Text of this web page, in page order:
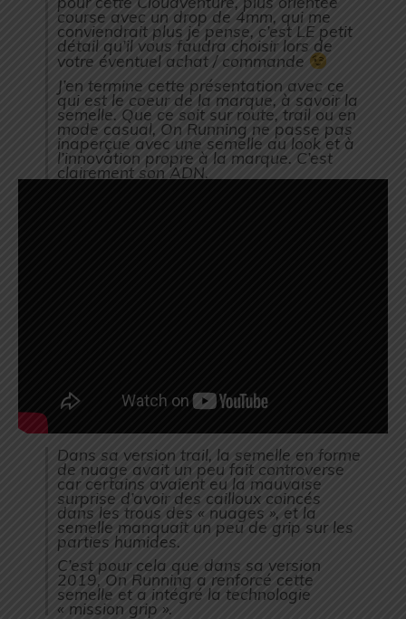
course avec un drop de 4mm, qui me
conviendrait plus je pense, c’est LE petit
détail qu’il vous faudra choisir lors de
votre éventuel achat / commande
J’en termine cette présentation avec ce
qui est le coeur de la marque, à savoir la
semelle. Que ce soit sur route, trail ou en
mode casual, On Running ne passe pas
inaperçue avec une semelle au look et à
l’innovation propre à la marque. C’est
clairement son ADN.
Dans sa version trail, la semelle en forme
de nuage avait un peu fait controverse
car certains avaient eu la mauvaise
surprise d’avoir des cailloux coincés
dans les trous des « nuages », et la
semelle manquait un peu de grip sur les
parties humides.
C’est pour cela que dans sa version
2019, On Running a renforcé cette
semelle et a intégré la technologie
« mission grip ».